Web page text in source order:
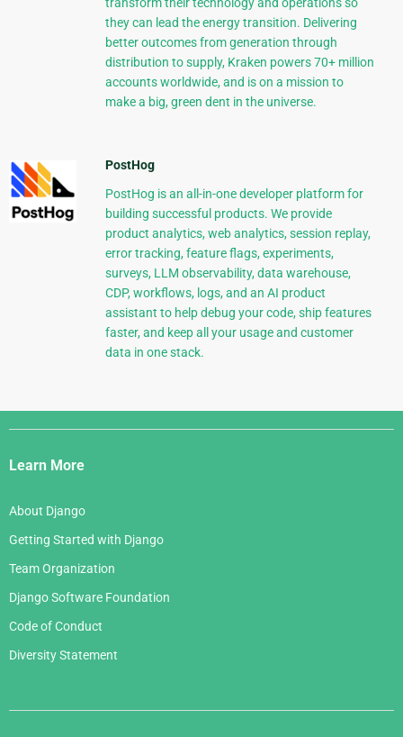
they can lead the energy transition. Delivering
better outcomes from generation through
distribution to supply, Kraken powers 70+ million
accounts worldwide, and is on a mission to
make a big, green dent in the universe.
PostHog
PostHog is an all-in-one developer platform for
building successful products. We provide
product analytics, web analytics, session replay,
error tracking, feature flags, experiments,
surveys, LLM observability, data warehouse,
CDP, workflows, logs, and an AI product
assistant to help debug your code, ship features
faster, and keep all your usage and customer
data in one stack.
Django
Links
Learn More
About Django
Getting Started with Django
Team Organization
Django Software Foundation
Code of Conduct
Diversity Statement